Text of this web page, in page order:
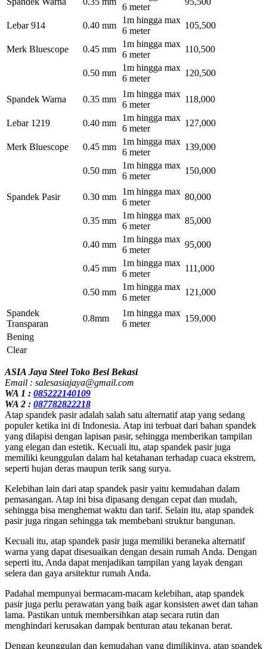
6 meter
Lebar 914 0.40 mm
1m hingga max
6 meter
105,500
Merk Bluescope 0.45 mm
1m hingga max
6 meter
110,500
0.50 mm
1m hingga max
6 meter
120,500
Spandek Warna 0.35 mm
1m hingga max
6 meter
118,000
Lebar 1219 0.40 mm
1m hingga max
6 meter
127,000
Merk Bluescope 0.45 mm
1m hingga max
6 meter
139,000
0.50 mm
1m hingga max
6 meter
150,000
Spandek Pasir 0.30 mm
1m hingga max
6 meter
80,000
0.35 mm
1m hingga max
6 meter
85,000
0.40 mm
1m hingga max
6 meter
95,000
0.45 mm
1m hingga max
6 meter
111,000
0.50 mm
1m hingga max
6 meter
121,000
Spandek
Transparan
0.8mm
1m hingga max
6 meter
159,000
Bening
Clear
ASIA Jaya Steel Toko Besi Bekasi
Email : salesasiajaya@gmail.com
WA 1 : 085222140109
WA 2 : 087782822218
Atap spandek pasir adalah salah satu alternatif atap yang sedang
populer ketika ini di Indonesia. Atap ini terbuat dari bahan spandek
yang dilapisi dengan lapisan pasir, sehingga memberikan tampilan
yang elegan dan estetik. Kecuali itu, atap spandek pasir juga
memiliki keunggulan dalam hal ketahanan terhadap cuaca ekstrem,
seperti hujan deras maupun terik sang surya.
Kelebihan lain dari atap spandek pasir yaitu kemudahan dalam
pemasangan. Atap ini bisa dipasang dengan cepat dan mudah,
sehingga bisa menghemat waktu dan tarif. Selain itu, atap spandek
pasir juga ringan sehingga tak membebani struktur bangunan.
Kecuali itu, atap spandek pasir juga memiliki beraneka alternatif
warna yang dapat disesuaikan dengan desain rumah Anda. Dengan
seperti itu, Anda dapat menjadikan tampilan yang layak dengan
selera dan gaya arsitektur rumah Anda.
Padahal mempunyai bermacam-macam kelebihan, atap spandek
pasir juga perlu perawatan yang baik agar konsisten awet dan tahan
lama. Pastikan untuk membersihkan atap secara rutin dan
menghindari kerusakan dampak benturan atau tekanan berat.
Dengan keunggulan dan kemudahan yang dimilikinya, atap spandek